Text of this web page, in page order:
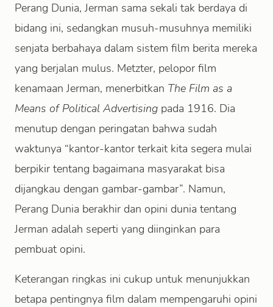
Perang Dunia, Jerman sama sekali tak berdaya di
bidang ini, sedangkan musuh-musuhnya memiliki
senjata berbahaya dalam sistem film berita mereka
yang berjalan mulus. Metzter, pelopor film
kenamaan Jerman, menerbitkan The Film as a
Means of Political Advertising pada 1916. Dia
menutup dengan peringatan bahwa sudah
waktunya “kantor-kantor terkait kita segera mulai
berpikir tentang bagaimana masyarakat bisa
dijangkau dengan gambar-gambar”. Namun,
Perang Dunia berakhir dan opini dunia tentang
Jerman adalah seperti yang diinginkan para
pembuat opini.
Keterangan ringkas ini cukup untuk menunjukkan
betapa pentingnya film dalam mempengaruhi opini